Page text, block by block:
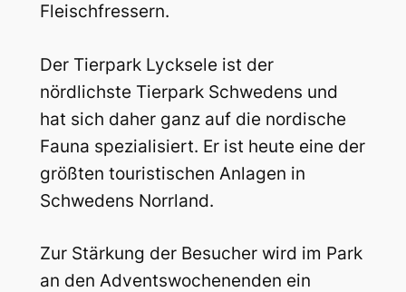
Fleischfressern.
Der Tierpark Lycksele ist der
nördlichste Tierpark Schwedens und
hat sich daher ganz auf die nordische
Fauna spezialisiert. Er ist heute eine der
größten touristischen Anlagen in
Schwedens Norrland.
Zur Stärkung der Besucher wird im Park
an den Adventswochenenden ein